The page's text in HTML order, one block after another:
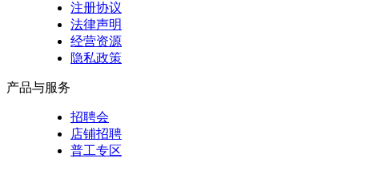
注册协议
法律声明
经营资源
隐私政策
产品与服务
招聘会
店铺招聘
普工专区